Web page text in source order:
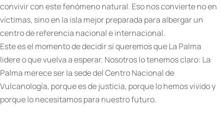
convivir con este fenómeno natural. Eso nos convierte no en
víctimas, sino en la isla mejor preparada para albergar un
centro de referencia nacional e internacional.
Este es el momento de decidir si queremos que La Palma
lidere o que vuelva a esperar. Nosotros lo tenemos claro: La
Palma merece ser la sede del Centro Nacional de
Vulcanología, porque es de justicia, porque lo hemos vivido y
porque lo necesitamos para nuestro futuro.